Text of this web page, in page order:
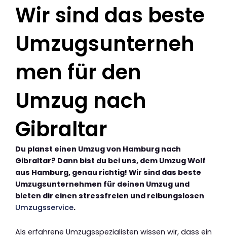
Wir sind das beste
Umzugsunterneh
men für den
Umzug nach
Gibraltar
Du planst einen Umzug von Hamburg nach
Gibraltar? Dann bist du bei uns, dem Umzug Wolf
aus Hamburg, genau richtig! Wir sind das beste
Umzugsunternehmen für deinen Umzug und
bieten dir einen stressfreien und reibungslosen
Umzugsservice.
Als erfahrene Umzugsspezialisten wissen wir, dass ein